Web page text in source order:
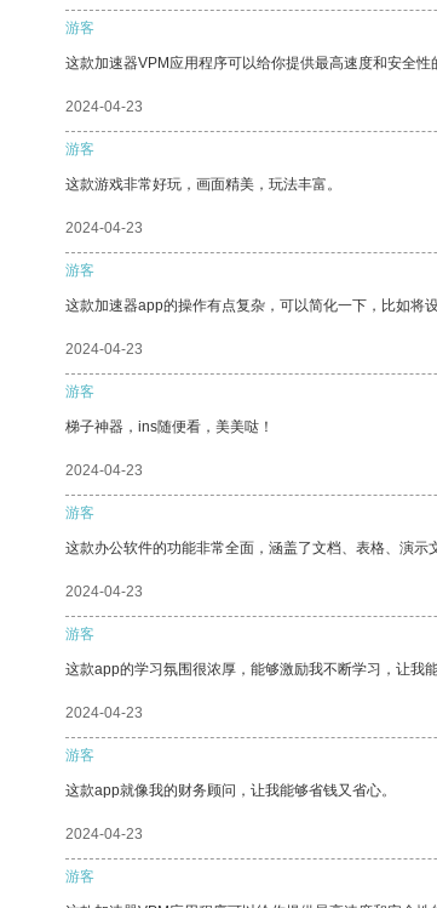
游客
这款加速器VPM应用程序可以给你提供最高速度和安全性
2024-04-23
游客
这款游戏非常好玩，画面精美，玩法丰富。
2024-04-23
游客
这款加速器app的操作有点复杂，可以简化一下，比如将
2024-04-23
游客
梯子神器，ins随便看，美美哒！
2024-04-23
游客
这款办公软件的功能非常全面，涵盖了文档、表格、演示
2024-04-23
游客
这款app的学习氛围很浓厚，能够激励我不断学习，让我
2024-04-23
游客
这款app就像我的财务顾问，让我能够省钱又省心。
2024-04-23
游客